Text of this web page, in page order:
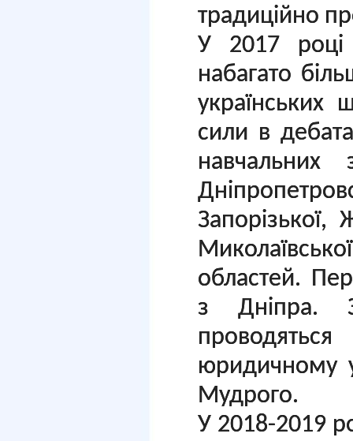
традиційно
У 2017 році
набагато
українських
сили в
навчальних
Запорізької,
областей.
з Дніпра.
юридичному
Мудрого.
У 2018-2019